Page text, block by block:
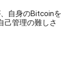
自身のBitcoinを
己管理の難しさ